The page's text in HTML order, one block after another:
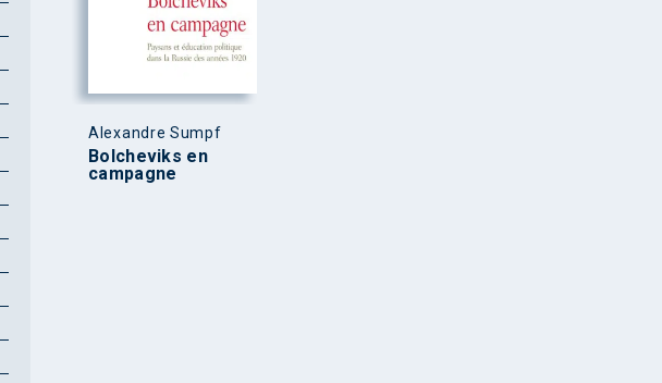
Alexandre Sumpf
Bolcheviks en
campagne